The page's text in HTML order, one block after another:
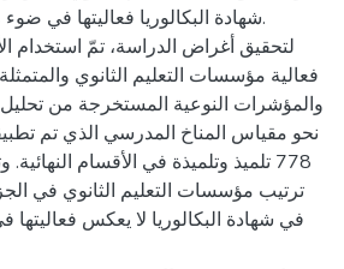
شهادة البكالوريا فعاليتها في ضوء
لتحقيق أغراض الدراسة، تمّ استخدام
فعالية مؤسسات التعليم الثانوي
والمؤشرات النوعية المستخرجة من تحليل
نحو مقياس المناخ المدرسي الذي تم
778 تلميذ وتلميذة في الأقسام
ترتيب مؤسسات التعليم الثانوي في
في شهادة البكالوريا لا يعكس